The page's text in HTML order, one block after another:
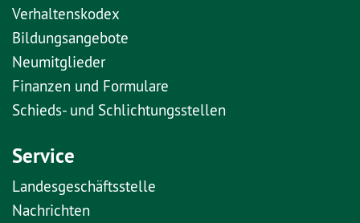
Verhaltenskodex
Bildungsangebote
Neumitglieder
Finanzen und Formulare
Schieds- und Schlichtungsstellen
Service
Landesgeschäftsstelle
Nachrichten